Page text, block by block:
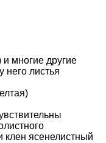
многие другие
него листья
клен ясенелистный